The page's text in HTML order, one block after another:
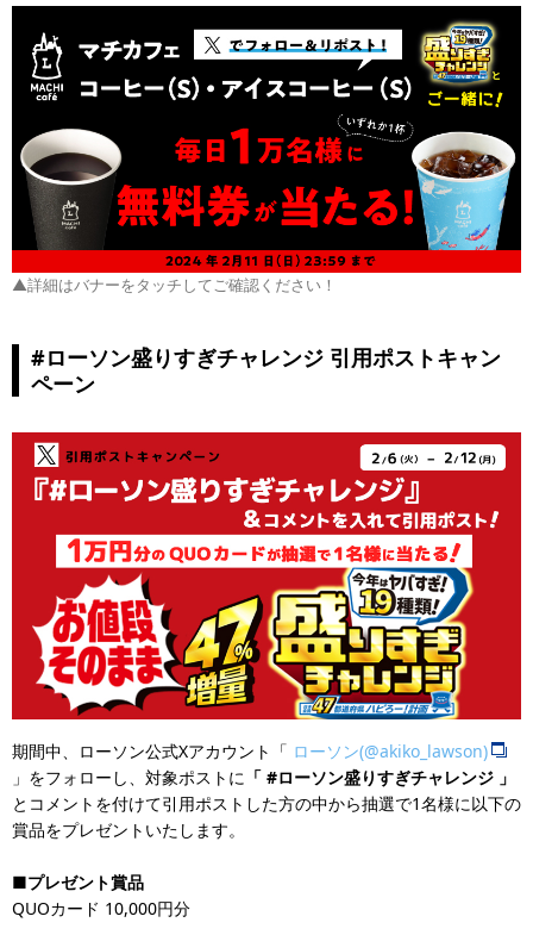
▲詳細はバナーをタッチしてご確認ください！
#ローソン盛りすぎチャレンジ 引用ポストキャン
ペーン
期間中、ローソン公式Xアカウント「 ローソン(@akiko_lawson)
」をフォローし、対象ポストに 「 #ローソン盛りすぎチャレンジ 」
とコメントを付けて引用ポストした方の中から抽選で1名様に以下の
賞品をプレゼントいたします。
■プレゼント賞品
QUOカード 10,000円分